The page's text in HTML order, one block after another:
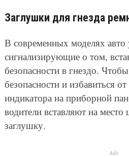
Заглушки для гнезда
В современных моделях авто
сигнализирующие о том,
безопасности в гнездо.
безопасности и избавиться
индикатора на приборной
водители вставляют на место
заглушку.
Ads